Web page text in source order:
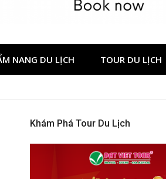
NANG DU LỊCH TOUR DU LỊCH
Khám Phá Tour Du Lịch